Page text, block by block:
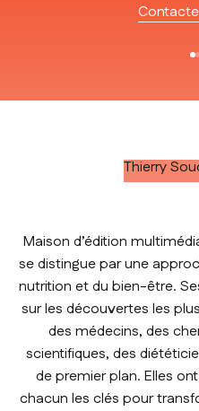
Thierry
Maison d’édition
se distingue par une
nutrition et du bien-être.
sur les découvertes les
des médecins, des
scientifiques, des
de premier plan. Elles
chacun les clés pour